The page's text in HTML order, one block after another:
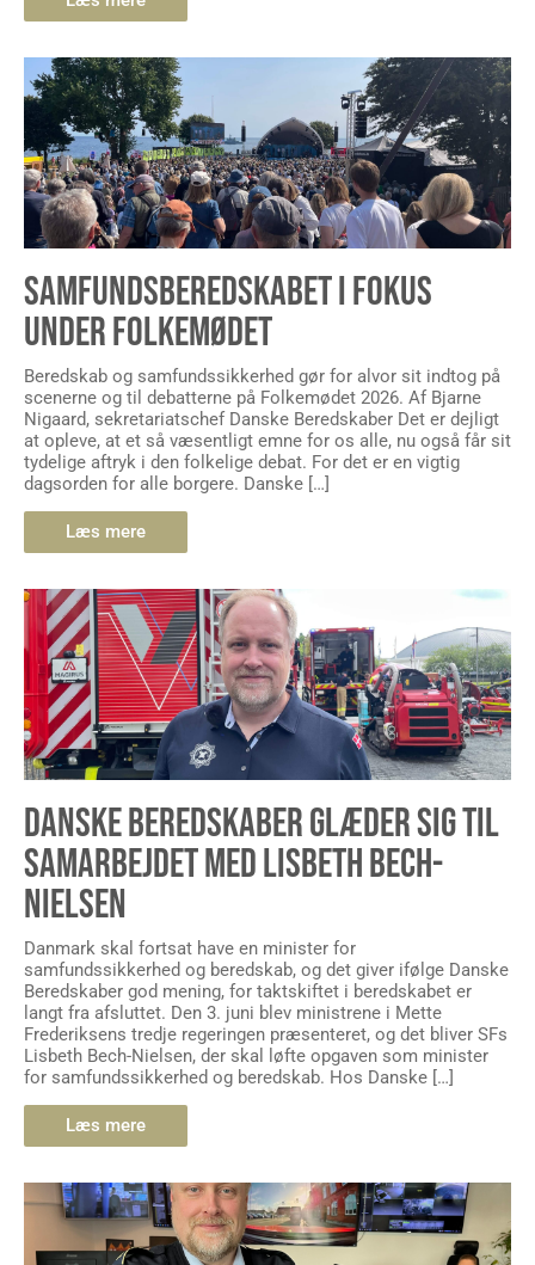
SAMFUNDSBEREDSKABET I FOKUS
UNDER FOLKEMØDET
Beredskab og samfundssikkerhed gør for alvor sit indtog på
scenerne og til debatterne på Folkemødet 2026. Af Bjarne
Nigaard, sekretariatschef Danske Beredskaber Det er dejligt
at opleve, at et så væsentligt emne for os alle, nu også får sit
tydelige aftryk i den folkelige debat. For det er en vigtig
dagsorden for alle borgere. Danske […]
Læs mere
DANSKE BEREDSKABER GLÆDER SIG TIL
SAMARBEJDET MED LISBETH BECH-
NIELSEN
Danmark skal fortsat have en minister for
samfundssikkerhed og beredskab, og det giver ifølge Danske
Beredskaber god mening, for taktskiftet i beredskabet er
langt fra afsluttet. Den 3. juni blev ministrene i Mette
Frederiksens tredje regeringen præsenteret, og det bliver SFs
Lisbeth Bech-Nielsen, der skal løfte opgaven som minister
for samfundssikkerhed og beredskab. Hos Danske […]
Læs mere